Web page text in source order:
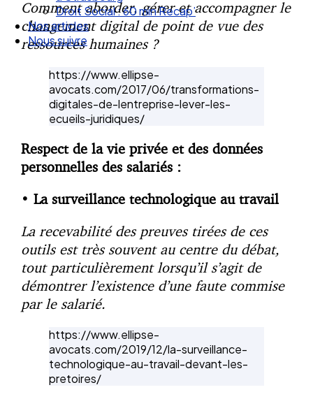
Droit Social : 60 min Recap’
Nos articles
Nous suivre
Comment aborder, gérer et accompagner le
changement digital de point de vue des
ressources humaines ?
https://www.ellipse-
avocats.com/2017/06/transformations-
digitales-de-lentreprise-lever-les-
ecueils-juridiques/
Respect de la vie privée et des données
personnelles des salariés :
• La surveillance technologique au travail
La recevabilité des preuves tirées de ces
outils est très souvent au centre du débat,
tout particulièrement lorsqu’il s’agit de
démontrer l’existence d’une faute commise
par le salarié.
https://www.ellipse-
avocats.com/2019/12/la-surveillance-
technologique-au-travail-devant-les-
pretoires/